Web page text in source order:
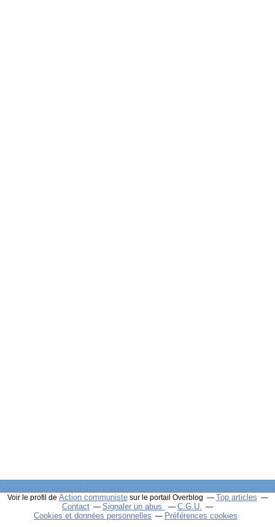
Voir le profil de Action communistesur le portail Overblog
Top articles
Contact
Signaler un abus
C.G.U.
Cookies et données personnelles
Préférences cookies